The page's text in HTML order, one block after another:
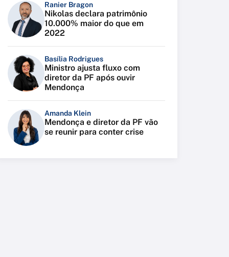
Ranier Bragon
Nikolas declara patrimônio
10.000% maior do que em
2022
Basília Rodrigues
Ministro ajusta fluxo com
diretor da PF após ouvir
Mendonça
Amanda Klein
Mendonça e diretor da PF vão
se reunir para conter crise